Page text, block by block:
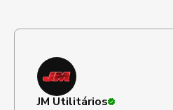
JM Utilitários